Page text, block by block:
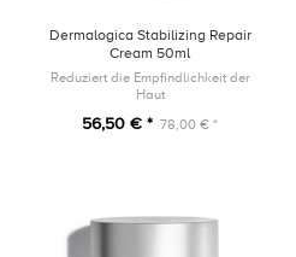
Dermalogica Stabilizing Repair
Cream 50ml
Reduziert die Empfindlichkeit der
Haut
56,50 € * 78,00 € *